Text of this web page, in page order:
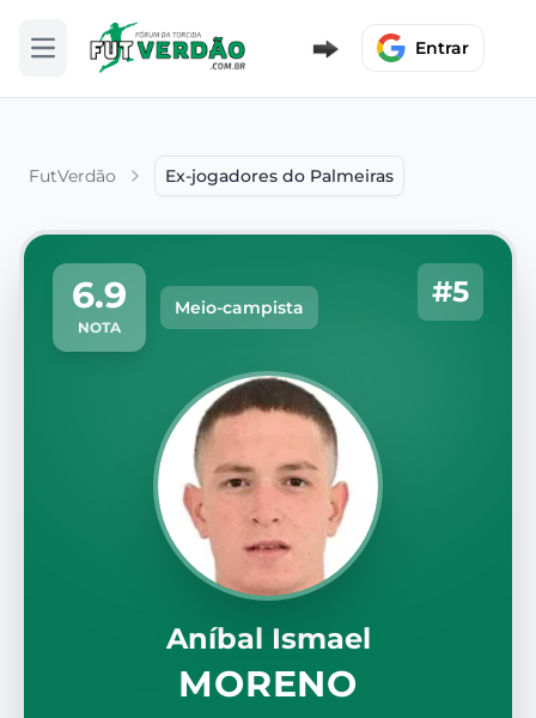
Abrir menu Entrar
FutVerdão Ex-jogadores do Palmeiras
6.9
NOTA
Meio-campista #5
Aníbal Ismael
MORENO